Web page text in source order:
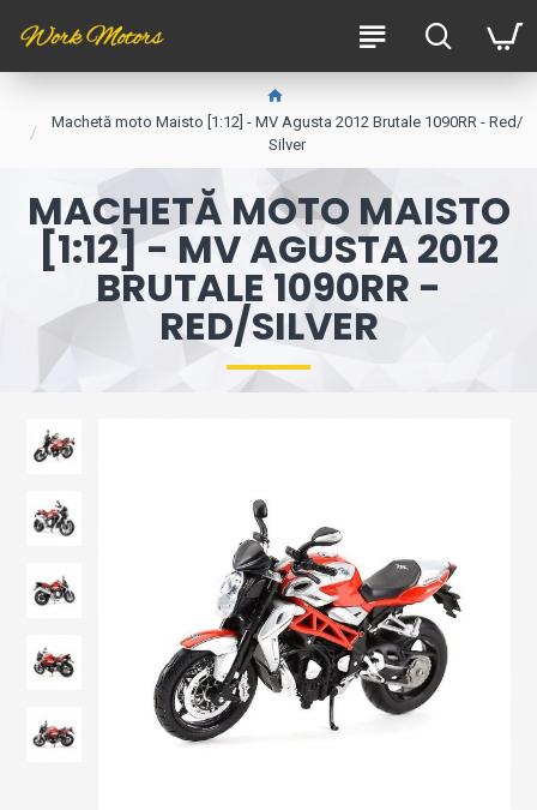
Machetă moto Maisto [1:12] - MV Agusta 2012 Brutale 1090RR - Red/
Silver
MACHETĂ MOTO MAISTO
[1:12] - MV AGUSTA 2012
BRUTALE 1090RR -
RED/SILVER